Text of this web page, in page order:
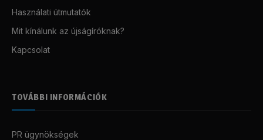
Használati útmutatók
Mit kínálunk az újságíróknak?
Kapcsolat
TOVÁBBI INFORMÁCIÓK
PR ügynökségek